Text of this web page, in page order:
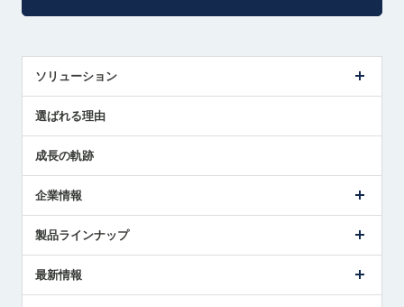
ソリューション
解決策提案
選ばれる理由
成長の軌跡
企業情報
ごあいさつ
受賞履歴
製品ラインナップ
ツールセッタ製品
最新情報